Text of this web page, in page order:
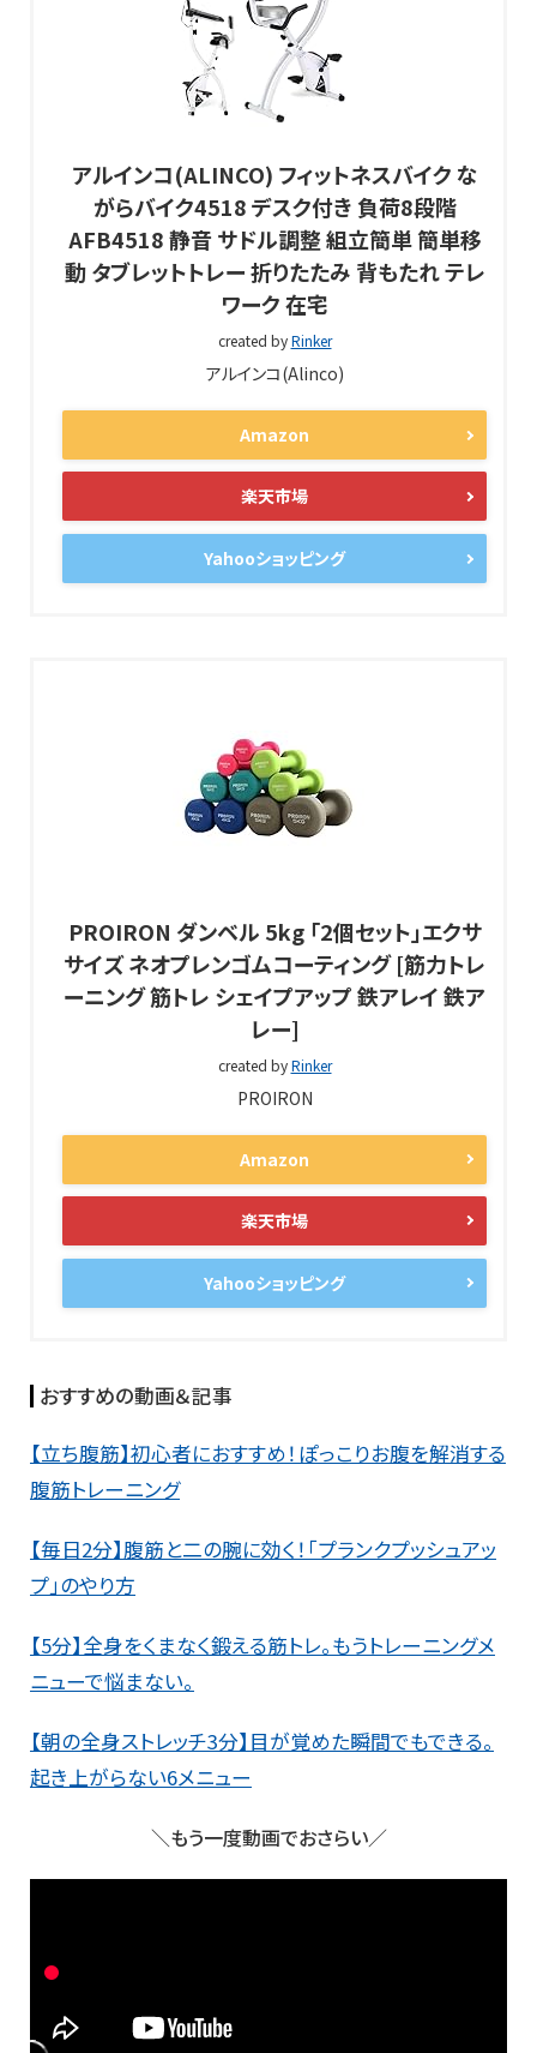
アルインコ(ALINCO) フィットネスバイク な
がらバイク4518 デスク付き 負荷8段階
AFB4518 静音 サドル調整 組立簡単 簡単移
動 タブレットトレー 折りたたみ 背もたれ テレ
ワーク 在宅
created byRinker
アルインコ(Alinco)
Amazon
楽天市場
Yahooショッピング
PROIRON ダンベル 5kg 「2個セット」エクサ
サイズ ネオプレンゴムコーティング [筋力トレ
ーニング 筋トレ シェイプアップ 鉄アレイ 鉄ア
レー]
created byRinker
PROIRON
Amazon
楽天市場
Yahooショッピング
おすすめの動画＆記事
【立ち腹筋】初心者におすすめ！ぽっこりお腹を解消する
腹筋トレーニング
【毎日2分】腹筋と二の腕に効く！「プランクプッシュアッ
プ」のやり方
【5分】全身をくまなく鍛える筋トレ。もうトレーニングメ
ニューで悩まない。
【朝の全身ストレッチ3分】目が覚めた瞬間でもできる。
起き上がらない6メニュー
＼もう一度動画でおさらい／